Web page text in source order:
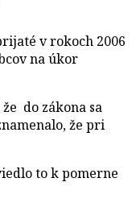
v rokoch 2006
na úkor
do zákona sa
že pri
to k pomerne